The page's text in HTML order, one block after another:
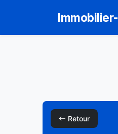
Immobilier-
Retour